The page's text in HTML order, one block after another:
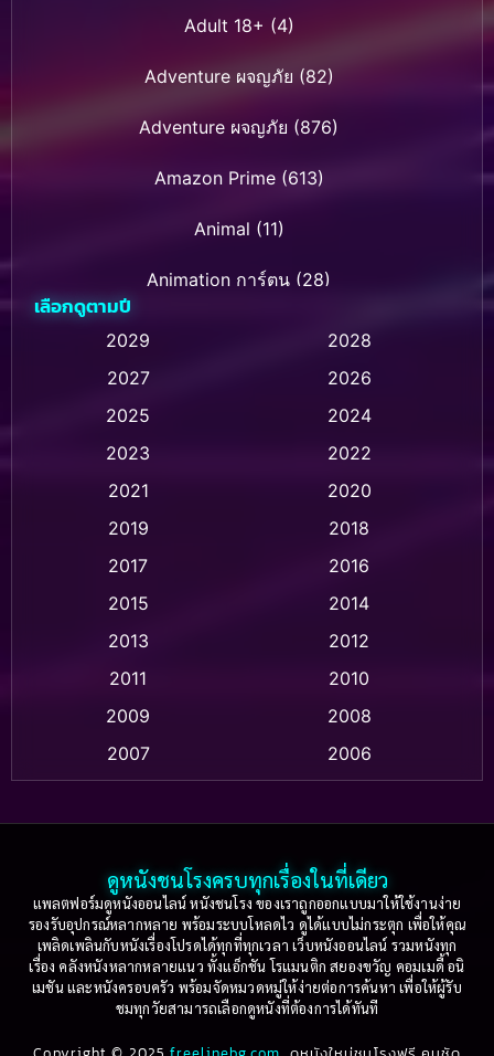
Adult 18+ (4)
Adventure ผจญภัย (82)
Adventure ผจญภัย (876)
Amazon Prime(613)
Animal (11)
Animation การ์ตูน (28)
Animation การ์ตูน (236)
Animation การ์ตูน (32)
Animation แอนิเมชั่น (1)
Animation แอนิเมชัน (1)
Based on a True Story เรื่องจริง(75)
Based on Novel(16)
Betrayal(1)
Biography(3)
Biography ชีวประวัติ (61)
เลือกดูตามปี
2029
2028
2027
2026
2025
2024
2023
2022
2021
2020
2019
2018
2017
2016
2015
2014
2013
2012
2011
2010
2009
2008
2007
2006
2003
2002
2001
2000
1999
1998
1997
1996
1995
1994
1993
1992
ดูหนังชนโรงครบทุกเรื่องในที่เดียว
แพลตฟอร์มดูหนังออนไลน์ หนังชนโรง ของเราถูกออกแบบมาให้ใช้งานง่าย
รองรับอุปกรณ์หลากหลาย พร้อมระบบโหลดไว ดูได้แบบไม่กระตุก เพื่อให้คุณ
เพลิดเพลินกับหนังเรื่องโปรดได้ทุกที่ทุกเวลา เว็บหนังออนไลน์ รวมหนังทุก
เรื่อง คลังหนังหลากหลายแนว ทั้งแอ็กชัน โรแมนติก สยองขวัญ คอมเมดี้ อนิ
เมชัน และหนังครอบครัว พร้อมจัดหมวดหมู่ให้ง่ายต่อการค้นหา เพื่อให้ผู้รับ
ชมทุกวัยสามารถเลือกดูหนังที่ต้องการได้ทันที